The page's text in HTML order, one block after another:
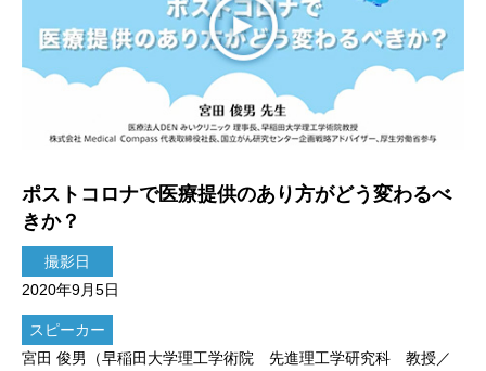
ポストコロナで医療提供のあり方がどう変わるべ
きか？
撮影日
2020年9月5日
スピーカー
宮田 俊男（早稲田大学理工学術院 先進理工学研究科 教授／